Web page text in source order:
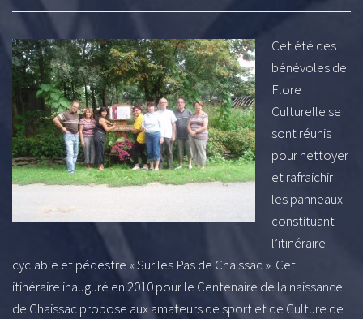
Cet été des
bénévoles de
Flore
Culturelle se
sont réunis
pour nettoyer
et rafraichir
les panneaux
constituant
l’itinéraire
cyclable et pédestre « Sur les Pas de Chaissac ». Cet
itinéraire inauguré en 2010 pour le Centenaire de la naissance
de Chaissac propose aux amateurs de sport et de Culture de